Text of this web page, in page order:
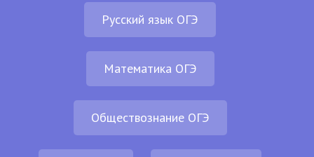
Русский язык ОГЭ
Математика ОГЭ
Обществознание ОГЭ